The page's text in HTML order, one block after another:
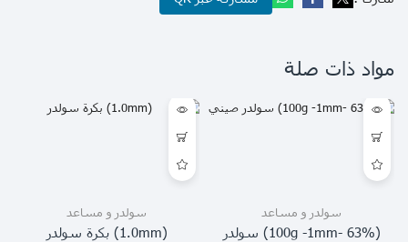
مواد ذات صلة
سولدر و مساعد
(63% -100g -1mm) سولدر
سولدر و مساعد
(1.0mm) بكرة سولدر